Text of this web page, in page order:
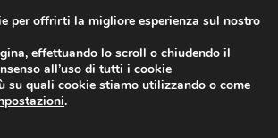
per offrirti la migliore esperienza sul nostro
effettuando lo scroll o chiudendo il
all’uso di tutti i cookie
su quali cookie stiamo utilizzando o come
.